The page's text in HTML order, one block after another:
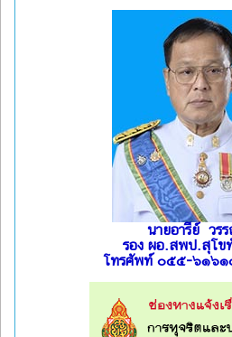
นายอารีย์ วร
รอง ผอ.สพป.สุโข
โทรศัพท์ ๐๕๕-๖๑๖